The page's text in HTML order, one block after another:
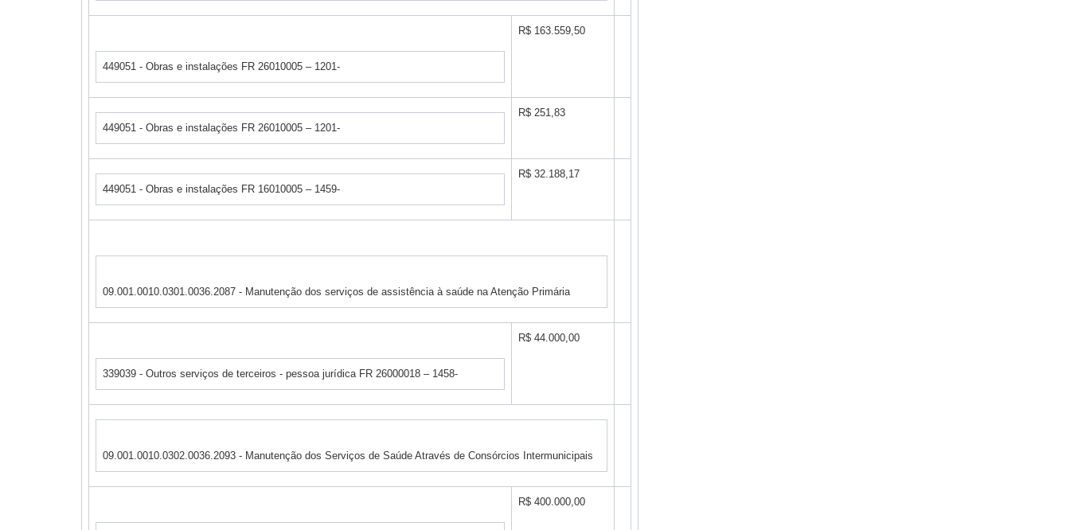
449051 - Obras e instalações FR 26010005 – 1201-
R$ 163.559,50
449051 - Obras e instalações FR 26010005 – 1201-
R$ 251,83
449051 - Obras e instalações FR 16010005 – 1459-
R$ 32.188,17
09.001.0010.0301.0036.2087 - Manutenção dos serviços de assistência à saúde na Atenção Primária
339039 - Outros serviços de terceiros - pessoa jurídica FR 26000018 – 1458-
R$ 44.000,00
09.001.0010.0302.0036.2093 - Manutenção dos Serviços de Saúde Através de Consórcios Intermunicipais
R$ 400.000,00